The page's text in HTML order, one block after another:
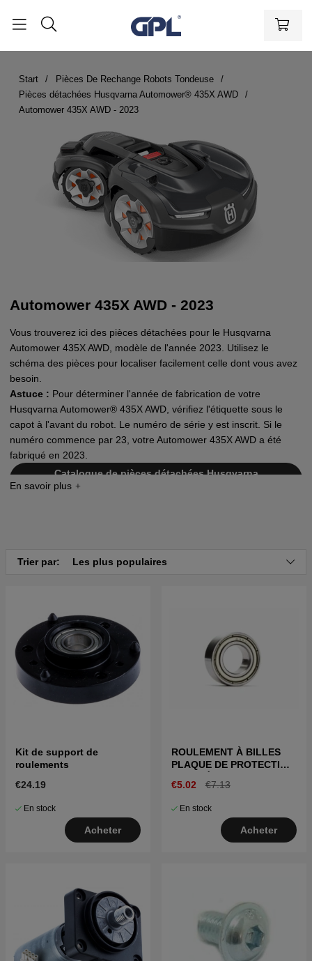
Start
Pièces De Rechange Robots Tondeuse
Pièces détachées Husqvarna Automower® 435X AWD
Automower 435X AWD - 2023
Automower 435X AWD - 2023
Vous trouverez ici des pièces détachées pour le Husqvarna
Automower 435X AWD, modèle de l'année 2023. Utilisez le
schéma des pièces pour localiser facilement celle dont vous avez
besoin.
Astuce : Pour déterminer l'année de fabrication de votre
Husqvarna Automower® 435X AWD, vérifiez l'étiquette sous le
capot à l'avant du robot. Le numéro de série y est inscrit. Si le
numéro commence par 23, votre Automower 435X AWD a été
fabriqué en 2023.
Catalogue de pièces détachées Husqvarna
Trier par: Les plus populaires
Kit de support de
roulements
€24.19
En stock
Acheter
ROULEMENT À BILLES
PLAQUE DE PROTECTION
€5.02 €7.13
En stock
Acheter